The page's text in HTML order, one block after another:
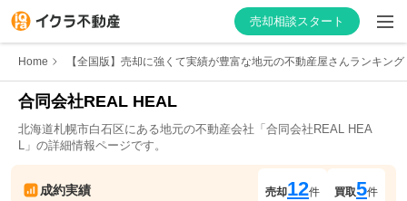
売却相談スタート
はじめての方へ
不動産会社を探す
Home 【全国版】売却に強くて実績が豊富な地元の不動産屋さんランキング
合同会社REAL HEAL
北海道札幌市白石区にある地元の不動産会社「 合同会社REAL HEA
L 」の詳細情報ページです。
成約実績 売却12件 買取5件